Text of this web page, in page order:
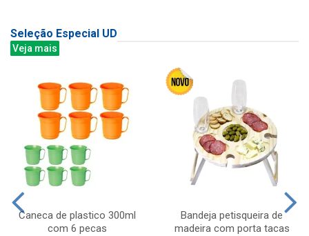
Seleção Especial UD
Veja mais
Caneca de plastico 300ml
com 6 pecas
Bandeja petisqueira de
madeira com porta tacas